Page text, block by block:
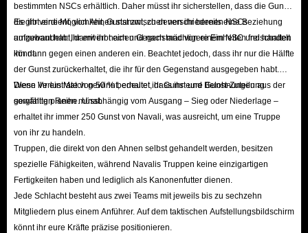
bestimmten NSCs erhältlich. Daher müsst ihr sicherstellen, dass die Gunst,
die ihr verdient, von Ahnen stammt, zu denen ihr bereits eine Beziehung
aufgebaut habt, damit ihr nach und nach mächtigere Einheiten freischalten
könnt.
Es gibt eine Möglichkeit, Gunst zwischen verschiedenen NSCs
umzuwandeln: Ihr erwerbt einen Gegenstand von einem NSC und handelt
ihn dann gegen einen anderen ein. Beachtet jedoch, dass ihr nur die Hälfte
der Gunst zurückerhaltet, die ihr für den Gegenstand ausgegeben habt.
Diese Verlustrate von 50 % bedeutet, dass ihr eure Gunst-Zuteilung
sorgfältig planen müsst.
Wenn ihr ein Match gewinnt, erhaltet ihr Gunst und Belohnungen aus der
gewählten Reihe. Unabhängig vom Ausgang – Sieg oder Niederlage –
erhaltet ihr immer 250 Gunst von Navali, was ausreicht, um eine Truppe
von ihr zu handeln.
Truppen, die direkt von den Ahnen selbst gehandelt werden, besitzen
spezielle Fähigkeiten, während Navalis Truppen keine einzigartigen
Fertigkeiten haben und lediglich als Kanonenfutter dienen.
Jede Schlacht besteht aus zwei Teams mit jeweils bis zu sechzehn
Mitgliedern plus einem Anführer. Auf dem taktischen Aufstellungsbildschirm
könnt ihr eure Kräfte präzise positionieren.